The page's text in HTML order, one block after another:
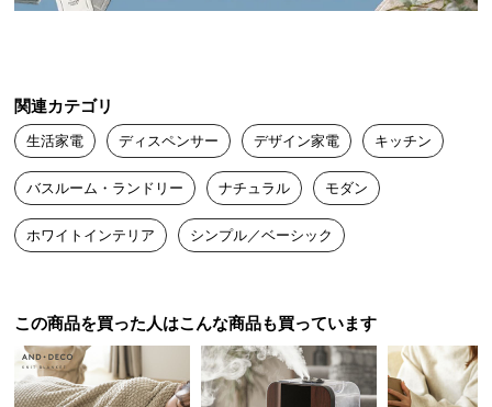
い
て
大
型
商
配
送
に
つ
電源
泡立て不要ですぐに洗える泡タイプ
面倒な泡立て作業が不要な泡洗剤タイプ。手間をか
関連カテゴリ
生活家電 ディスペンサー デザイン家電 キッチン
バスルーム・ランドリー ナチュラル モダン
ホワイトインテリア シンプル／ベーシック
この商品を買った人はこんな商品も買っています